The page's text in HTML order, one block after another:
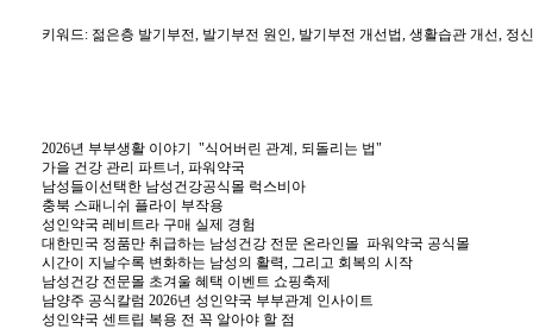
키워드: 젊은층 발기부전, 발기부전 원인, 발기부전 개선법, 생활습관 개선, 정
2026년 부부생활 이야기 "식어버린 관계, 되돌리는 법"
가을 건강 관리 파트너, 파워약국
남성들이선택한 남성건강공식몰 럭스비아
충북 스패니쉬 플라이 부작용
성인약국 레비트라 구매 실제 경험
대한민국 정품만 취급하는 남성건강 전문 온라인몰 파워약국 공식몰
시간이 지날수록 변화하는 남성의 활력, 그리고 회복의 시작
남성건강 전문몰 초겨울 혜택 이벤트 쇼핑축제
남양주 공식칼럼 2026년 성인약국 부부관계 인사이트
성인약국 센트립 복용 전 꼭 알아야 할 점